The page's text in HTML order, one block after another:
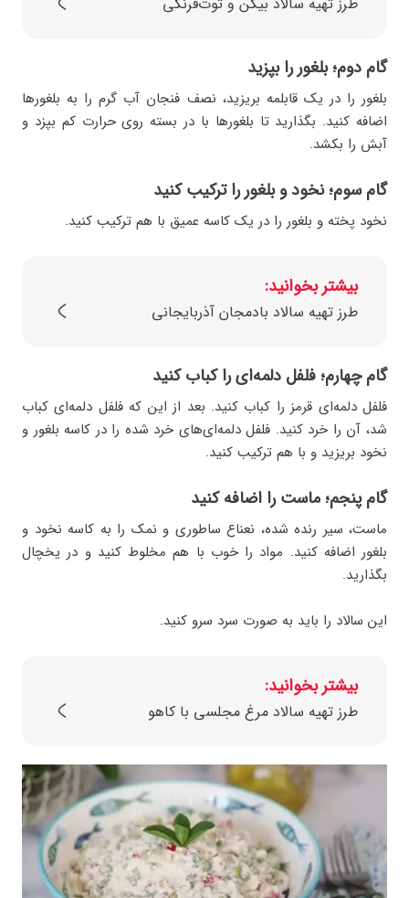
گام دوم؛ بلغور را بپزید
بلغور را در یک قابلمه بریزید، نصف فنجان آب گرم را به بلغورها
اضافه کنید. بگذارید تا بلغورها با در بسته روی حرارت کم بپزد و
آبش را بکشد.
گام سوم؛ نخود و بلغور را ترکیب کنید
نخود پخته و بلغور را در یک کاسه عمیق با هم ترکیب کنید.
بیشتر بخوانید:
طرز تهیه سالاد بادمجان آذربایجانی
گام چهارم؛ فلفل دلمه‌ای را کباب کنید
فلفل دلمه‌ای قرمز را کباب کنید. بعد از این که فلفل دلمه‌ای کباب
شد، آن را خرد کنید. فلفل دلمه‌ای‌های خرد شده را در کاسه بلغور و
نخود بریزید و با هم ترکیب کنید.
گام پنجم؛ ماست را اضافه کنید
ماست، سیر رنده شده، نعناع ساطوری و نمک را به کاسه نخود و
بلغور اضافه کنید. مواد را خوب با هم مخلوط کنید و در یخچال
بگذارید.
این سالاد را باید به صورت سرد سرو کنید.
بیشتر بخوانید:
طرز تهیه سالاد مرغ مجلسی با کاهو